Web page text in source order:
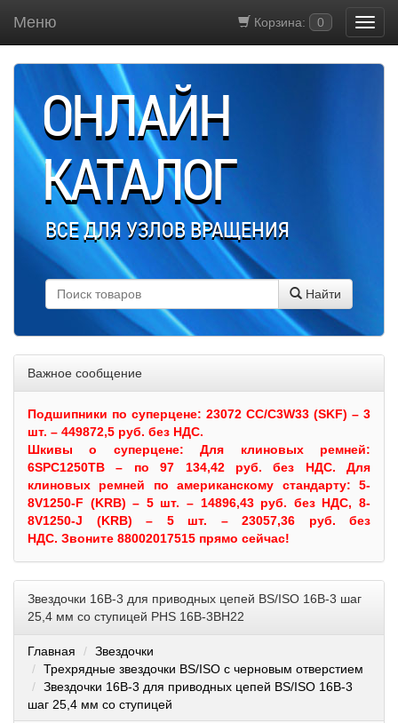
Корзина: 0
Меню
ОНЛАЙН
КАТАЛОГ
ВСЕ ДЛЯ УЗЛОВ ВРАЩЕНИЯ
Найти
Важное сообщение
Подшипники по суперцене: 23072 CC/C3W33 (SKF) – 3
шт. – 449872,5 руб. без НДС.
Шкивыо суперцене:Для клиновых ремней:
6SPC1250TB – по 97 134,42 руб. без НДС. Для
клиновых ремней по американскому стандарту: 5-
8V1250-F (KRB) – 5 шт. – 14896,43 руб. без НДС, 8-
8V1250-J (KRB) – 5 шт. – 23057,36 руб. без
НДС. Звоните 88002017515 прямо сейчас!
Звездочки 16B-3 для приводных цепей BS/ISO 16B-3 шаг
25,4 мм со ступицей PHS 16B-3BH22
Главная
Звездочки
Трехрядные звездочки BS/ISO с черновым отверстием
Звездочки 16B-3 для приводных цепей BS/ISO 16B-3
шаг 25,4 мм со ступицей